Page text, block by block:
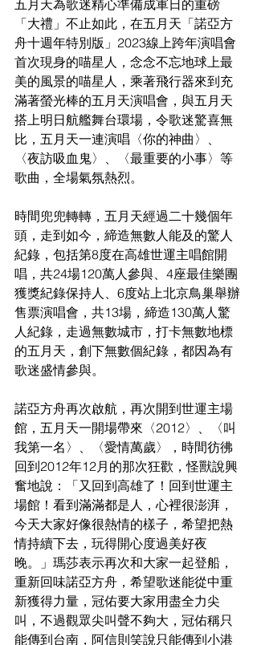
五月天為歌迷精心準備成軍日的重磅
「大禮」不止如此，在五月天「諾亞方
舟十週年特別版」2023線上跨年演唱會
首次現身的喵星人，念念不忘地球上最
美的風景的喵星人，乘著飛行器來到充
滿著螢光棒的五月天演唱會，與五月天
搭上明日航艦舞台環場，令歌迷驚喜無
比，五月天一連演唱〈你的神曲〉、
〈夜訪吸血鬼〉、〈最重要的小事〉等
歌曲，全場氣氛熱烈。
時間兜兜轉轉，五月天經過二十幾個年
頭，走到如今，締造無數人能及的驚人
紀錄，包括第8度在高雄世運主唱館開
唱，共24場120萬人參與、4座最佳樂團
獲獎紀錄保持人、6度站上北京鳥巢舉辦
售票演唱會，共13場，締造130萬人驚
人紀錄，走過無數城市，打卡無數地標
的五月天，創下無數個紀錄，都因為有
歌迷盛情參與。
諾亞方舟再次啟航，再次開到世運主場
館，五月天一開場帶來〈2012〉、〈叫
我第一名〉、〈愛情萬歲〉，時間彷彿
回到2012年12月的那次狂歡，怪獸說興
奮地說：「又回到高雄了！回到世運主
場館！看到滿滿都是人，心裡很澎湃，
今天大家好像很熱情的樣子，希望把熱
情持續下去，玩得開心度過美好夜
晚。」瑪莎表示再次和大家一起登船，
重新回味諾亞方舟，希望歌迷能從中重
新獲得力量，冠佑要大家用盡全力尖
叫，不過觀眾尖叫聲不夠大，冠佑稱只
能傳到台南，阿信則笑說只能傳到小港